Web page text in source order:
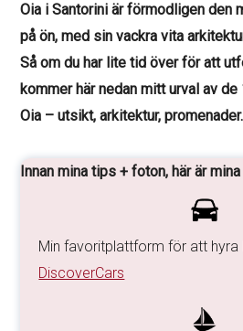
Oia i Santorini är förmodligen den
på ön, med sin vackra vita
Så om du har lite tid över för att
kommer här nedan mitt urval av
Oia – utsikt, arkitektur,
Innan mina tips + foton, här är
Min favoritplattform för att hyra
DiscoverCars